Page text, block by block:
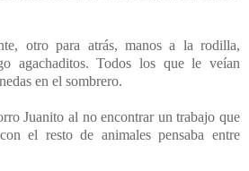
otro para atrás, manos a la rodilla,
agachaditos. Todos los que le veían
en el sombrero.
Juanito al no encontrar un trabajo que
el resto de animales pensaba entre